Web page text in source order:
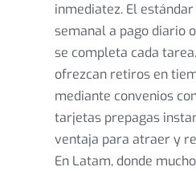
inmediatez. El
semanal a pago diario
se completa cada
ofrezcan retiros en
mediante convenios
tarjetas prepagas
ventaja para atraer y
En Latam, donde